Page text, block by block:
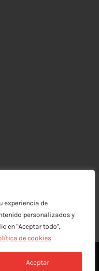
experiencia de
personalizados y
en "Aceptar todo",
de cookies
Aceptar
los derechos reservados